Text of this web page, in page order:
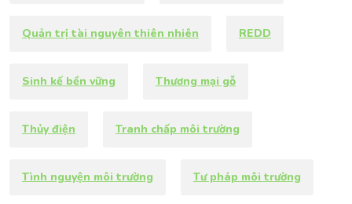
Quản trị tài nguyên thiên nhiên REDD
Sinh kế bền vững Thương mại gỗ
Thủy điện Tranh chấp môi trường
Tình nguyện môi trường Tư pháp môi trường